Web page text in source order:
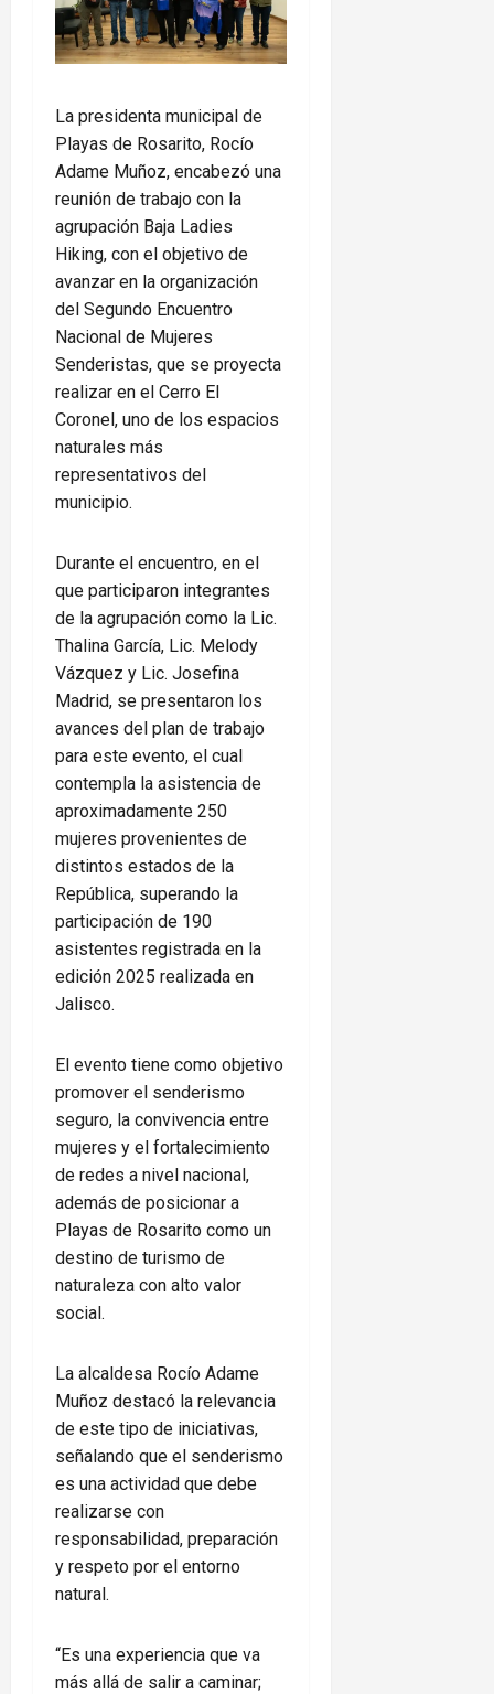
La presidenta municipal de
Playas de Rosarito, Rocío
Adame Muñoz, encabezó una
reunión de trabajo con la
agrupación Baja Ladies
Hiking, con el objetivo de
avanzar en la organización
del Segundo Encuentro
Nacional de Mujeres
Senderistas, que se proyecta
realizar en el Cerro El
Coronel, uno de los espacios
naturales más
representativos del
municipio.
Durante el encuentro, en el
que participaron integrantes
de la agrupación como la Lic.
Thalina García, Lic. Melody
Vázquez y Lic. Josefina
Madrid, se presentaron los
avances del plan de trabajo
para este evento, el cual
contempla la asistencia de
aproximadamente 250
mujeres provenientes de
distintos estados de la
República, superando la
participación de 190
asistentes registrada en la
edición 2025 realizada en
Jalisco.
El evento tiene como objetivo
promover el senderismo
seguro, la convivencia entre
mujeres y el fortalecimiento
de redes a nivel nacional,
además de posicionar a
Playas de Rosarito como un
destino de turismo de
naturaleza con alto valor
social.
La alcaldesa Rocío Adame
Muñoz destacó la relevancia
de este tipo de iniciativas,
señalando que el senderismo
es una actividad que debe
realizarse con
responsabilidad, preparación
y respeto por el entorno
natural.
“Es una experiencia que va
más allá de salir a caminar;